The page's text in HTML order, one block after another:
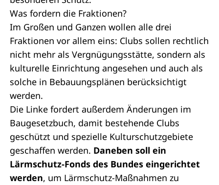
Was fordern die Fraktionen?
Im Großen und Ganzen wollen alle drei
Fraktionen vor allem eins: Clubs sollen rechtlich
nicht mehr als Vergnügungsstätte, sondern als
kulturelle Einrichtung angesehen und auch als
solche in Bebauungsplänen berücksichtigt
werden.
Die Linke fordert außerdem Änderungen im
Baugesetzbuch, damit bestehende Clubs
geschützt und spezielle Kulturschutzgebiete
geschaffen werden. Daneben soll ein
Lärmschutz-Fonds des Bundes eingerichtet
werden, um Lärmschutz-Maßnahmen zu